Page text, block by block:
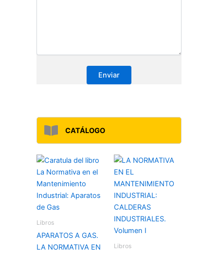
CATÁLOGO
Libros
APARATOS A GAS.
LA NORMATIVA EN
Libros